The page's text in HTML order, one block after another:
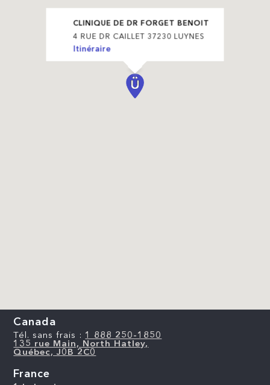
CLINIQUE DE DR FORGET BENOIT
4 RUE DR CAILLET 37230 LUYNES
Itinéraire
Canada
Tél. sans frais : 1 888 250-1850
135 rue Main, North Hatley,
Québec, J0B 2C0
France